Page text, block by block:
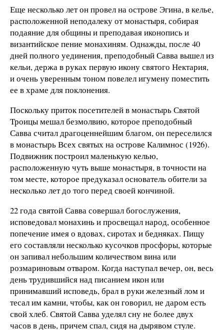
Еще несколько лет он провел на острове Эгина, в келье,
расположенной неподалеку от монастыря, собирая
подаяние для общины и преподавая иконопись и
византийское пение монахиням. Однажды, после 40
дней полного уединения, преподобный Савва вышел из
кельи, держа в руках первую икону святого Нектария,
и очень уверенным тоном повелел игумену поместить
ее в храме для поклонения.
Поскольку приток посетителей в монастырь Святой
Троицы мешал безмолвию, которое преподобный
Савва считал драгоценнейшим благом, он переселился
в монастырь Всех святых на острове Калимнос (1926).
Подвижник построил маленькую келью,
расположенную чуть выше монастыря, в точности на
том месте, которое предуказал основатель обители за
несколько лет до того перед своей кончиной.
22 года святой Савва совершал богослужения,
исповедовал монахинь и просвещал народ, особенное
попечение имея о вдовах, сиротах и бедняках. Пищу
его составляли несколько кусочков просфоры, которые
он запивал небольшим количеством вина или
розмариновым отваром. Когда наступал вечер, он, весь
день трудившийся над писанием икон или
принимавший исповедь, брал в руки железный лом и
тесал им камни, чтобы, как он говорил, не даром есть
свой хлеб. Святой Савва уделял сну не более двух
часов в день, причем спал, сидя на дырявом стуле.